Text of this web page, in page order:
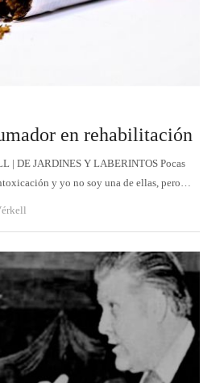
en rehabilitación
| DE JARDINES Y LABERINTOS Pocas
y yo no soy una de ellas, pero…